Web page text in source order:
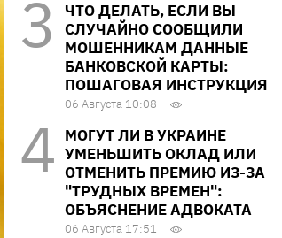
ЧТО ДЕЛАТЬ, ЕСЛИ ВЫ
СЛУЧАЙНО СООБЩИЛИ
МОШЕННИКАМ ДАННЫЕ
БАНКОВСКОЙ КАРТЫ:
ПОШАГОВАЯ ИНСТРУКЦИЯ
06 Августа 10:08
МОГУТ ЛИ В УКРАИНЕ
УМЕНЬШИТЬ ОКЛАД ИЛИ
ОТМЕНИТЬ ПРЕМИЮ ИЗ-ЗА
"ТРУДНЫХ ВРЕМЕН":
ОБЪЯСНЕНИЕ АДВОКАТА
06 Августа 17:51